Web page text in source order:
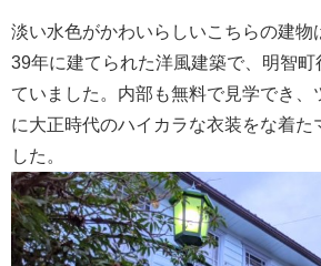
淡い水色がかわいらしいこちらの建物
39年に建てられた洋風建築で、明智
ていました。内部も無料で見学でき、
に大正時代のハイカラな衣装をな着た
した。